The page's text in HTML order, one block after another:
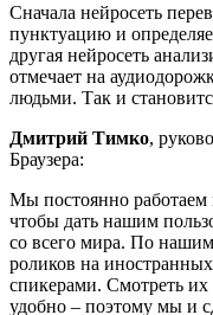
Сначала нейросеть
пунктуацию и
другая нейросеть
отмечает на
людьми. Так и
Дмитрий Тимко,
Браузера:
Мы постоянно работаем
чтобы дать нашим
со всего мира. По
роликов на
спикерами. Смотреть их
удобно – поэтому мы и